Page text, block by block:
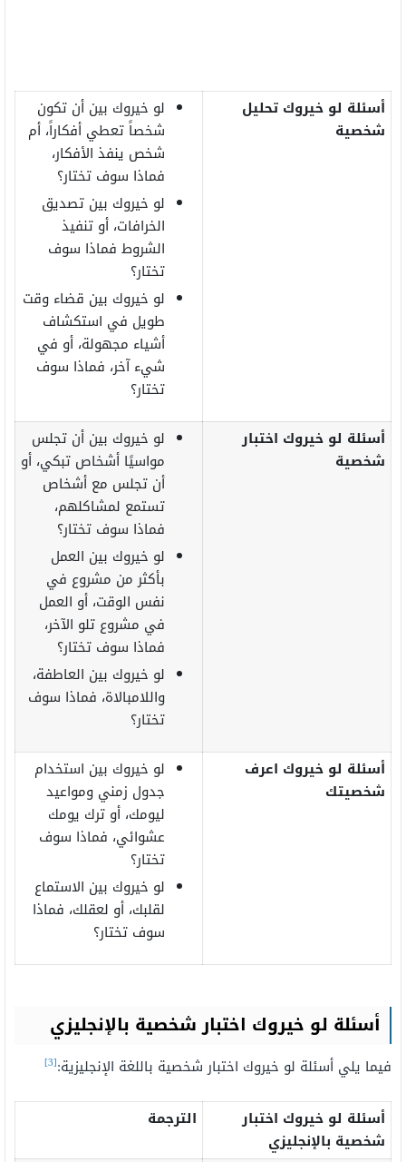
أسئلة لو خيروك تحليل
شخصية
لو خيروك بين أن تكون
شخصاً تعطي أفكاراً، أم
شخص ينفذ الأفكار،
فماذا سوف تختار؟
لو خيروك بين تصديق
الخرافات، أو تنفيذ
الشروط فماذا سوف
تختار؟
لو خيروك بين قضاء وقت
طويل في استكشاف
أشياء مجهولة، أو في
شيء آخر، فماذا سوف
تختار؟
أسئلة لو خيروك اختبار
شخصية
لو خيروك بين أن تجلس
مواسيًا أشخاص تبكي، أو
أن تجلس مع أشخاص
تستمع لمشاكلهم،
فماذا سوف تختار؟
لو خيروك بين العمل
بأكثر من مشروع في
نفس الوقت، أو العمل
في مشروع تلو الآخر،
فماذا سوف تختار؟
لو خيروك بين العاطفة،
واللامبالاة، فماذا سوف
تختار؟
أسئلة لو خيروك اعرف
شخصيتك
لو خيروك بين استخدام
جدول زمني ومواعيد
ليومك، أو ترك يومك
عشوائي، فماذا سوف
تختار؟
لو خيروك بين الاستماع
لقلبك، أو لعقلك، فماذا
سوف تختار؟
أسئلة لو خيروك اختبار شخصية بالإنجليزي
فيما يلي أسئلة لو خيروك اختبار شخصية باللغة الإنجليزية:[3]
أسئلة لو خيروك اختبار
شخصية بالإنجليزي
الترجمة